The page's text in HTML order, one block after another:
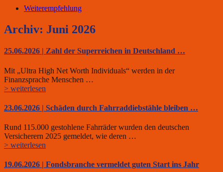
Weiterempfehlung
Archiv: Juni 2026
25.06.2026 | Zahl der Superreichen in Deutschland …
Mit „Ultra High Net Worth Individuals“ werden in der
Finanzsprache Menschen …
> weiterlesen
23.06.2026 | Schäden durch Fahrraddiebstähle bleiben …
Rund 115.000 gestohlene Fahrräder wurden den deutschen
Versicherern 2025 gemeldet, wie deren …
> weiterlesen
19.06.2026 | Fondsbranche vermeldet guten Start ins Jahr